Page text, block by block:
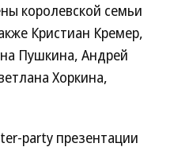
королевской семьи
Кристиан Кремер,
Пушкина, Андрей
Хоркина,
party презентации